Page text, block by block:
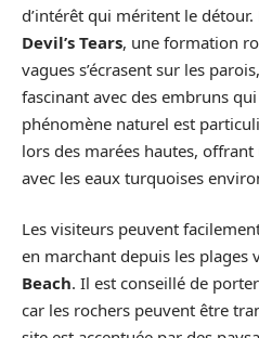
d’intérêt qui méritent le détour.
Devil’s Tears, une formation
vagues s’écrasent sur les
fascinant avec des embruns qui
phénomène naturel est
lors des marées hautes,
avec les eaux turquoises
Les visiteurs peuvent
en marchant depuis les plages
Beach. Il est conseillé de
car les rochers peuvent être